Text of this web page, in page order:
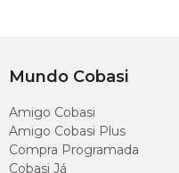
Mundo Cobasi
Amigo Cobasi
Amigo Cobasi Plus
Compra Programada
Cobasi Já